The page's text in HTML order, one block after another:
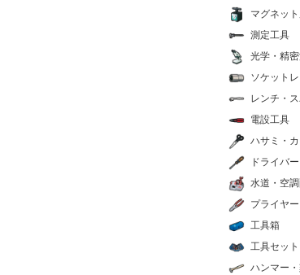
マグネッ
測定工具
光学・精
ソケット
レンチ・
電設工具
ハサミ・
ドライバ
水道・空
プライヤ
工具箱
工具セット
ハンマー